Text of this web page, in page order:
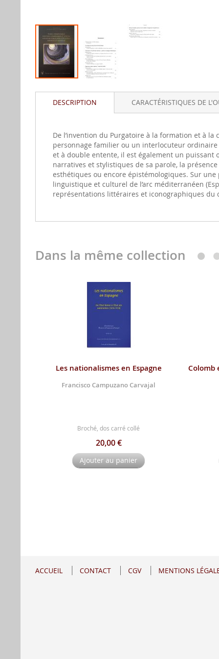
au
début
gallerie
d'image
DESCRIPTION
De l’invention du Purgatoire à la formation et à
personnage familier ou un interlocuteur
et à double entente, il est également un
narratives et stylistiques de sa parole, la
esthétiques ou encore épistémologiques. Sur
linguistique et culturel de l’arc méditerranéen
représentations littéraires et iconographiques du
CARACTÉRISTIQUES DE
Dans la même collection
Les nationalismes en Espagne
Francisco Campuzano Carvajal
Broché, dos carré collé
20,00 €
Ajouter au panier
Colomb
ACCUEIL CONTACT CGV MENTIONS